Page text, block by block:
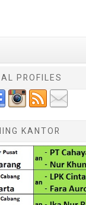
PROFILES
KANTOR